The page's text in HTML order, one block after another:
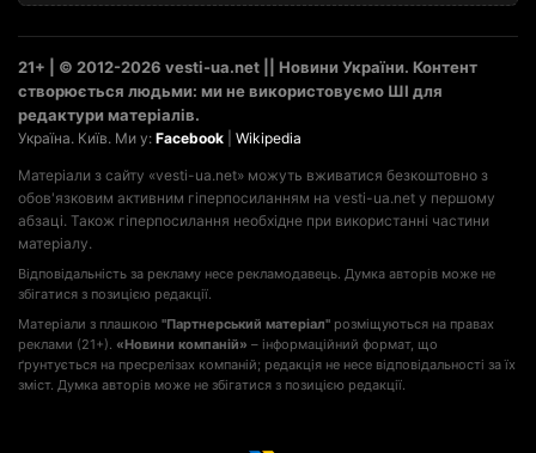
21+ | © 2012-2026 vesti-ua.net || Новини України. Контент
створюється людьми: ми не використовуємо ШІ для
редактури матеріалів.
Україна. Київ. Ми у: Facebook Wikipedia
Матеріали з сайту «vesti-ua.net» можуть вживатися безкоштовно з
обов'язковим активним гіперпосиланням на vesti-ua.net у першому
абзаці. Також гіперпосилання необхідне при використанні частини
матеріалу.
Відповідальність за рекламу несе рекламодавець. Думка авторів може не
збігатися з позицією редакції.
Матеріали з плашкою "Партнерський матеріал" розміщуються на правах
реклами (21+). «Новини компаній» – інформаційний формат, що
ґрунтується на пресрелізах компаній; редакція не несе відповідальності за їх
зміст. Думка авторів може не збігатися з позицією редакції.